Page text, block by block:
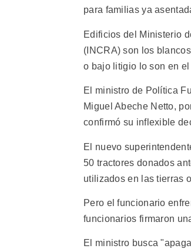
para familias ya
Edificios del Ministerio
(INCRA) son los
o bajo litigio lo son en el
El ministro de Política
Miguel Abeche Netto,
confirmó su inflexible
El nuevo
50 tractores donados
utilizados en las tierras
Pero el funcionario
funcionarios firmaron
El ministro busca